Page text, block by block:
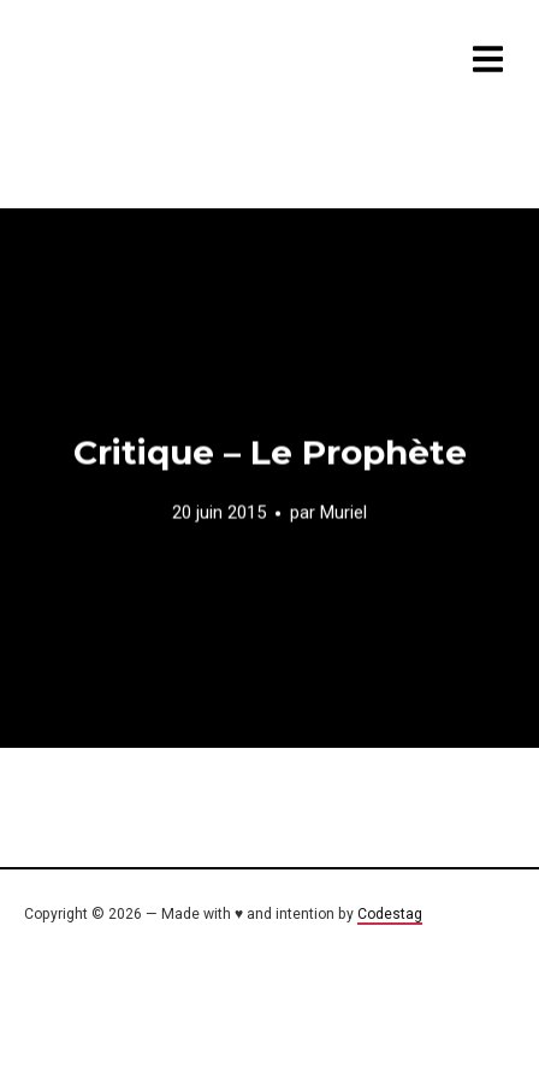
Critique – Le Prophète
20 juin 2015 par Muriel
Copyright © 2026 — Made with ♥ and intention by Codestag